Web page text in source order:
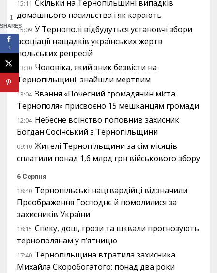
15:11 Скільки на Тернопільщині випадків
домашнього насильства і як карають
15:09 У Тернополі відбудуться установчі збори
асоціації нащадків українських жертв
польських репресій
13:30 Чоловіка, який зник безвісти на
Тернопільщині, знайшли мертвим
13:04 Звання «Почесний громадянин міста
Тернополя» присвоєно 15 мешканцям громади
12:04 Небесне воїнство поповнив захисник
Богдан Сосінський з Тернопільщини
09:10 Жителі Тернопільщини за сім місяців
сплатили понад 1,6 млрд грн військового збору
6 Серпня
18:40 Тернопільські нацгвардійці відзначили
Преображення Господнє й помолилися за
захисників України
18:15 Спеку, дощ, грози та шквали прогнозують
тернополянам у п’ятницю
17:40 Тернопільщина втратила захисника
Михайла Скоробогатого: понад два роки
1
SHARES
1